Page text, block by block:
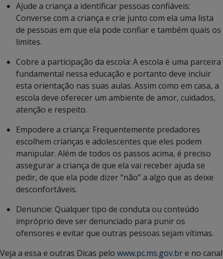
Ajude a criança a identificar pessoas confiáveis:
Converse com a criança e crie junto com ela uma lista
de pessoas em que ela pode confiar e também quais os
limites.
Cobre a participação da escola: A escola é uma parceira
fundamental nessa educação e portanto deve incluir
esta orientação nas suas aulas. Assim como em casa, a
escola deve oferecer um ambiente de amor, cuidados,
atenção e respeito.
Empodere a criança: Frequentemente predadores
escolhem crianças e adolescentes que eles podem
manipular. Além de todos os passos acima, é preciso
assegurar a criança de que ela vai receber ajuda se
pedir, de que ela pode dizer “não” a algo que as deixe
desconfortáveis.
Denuncie: Qualquer tipo de conduta ou conteúdo
impróprio deve ser denunciado para punir os
ofensores e evitar que outras pessoas sejam vítimas.
Veja a essa e outras Dicas pelo www.pc.ms.gov.bre no canal